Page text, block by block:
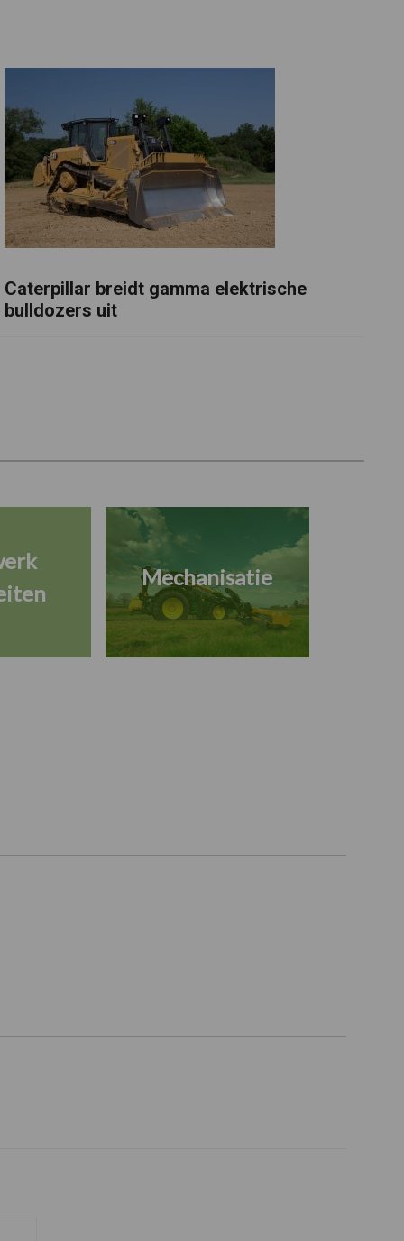
Caterpillar breidt gamma elektrische
bulldozers uit
Mechanisatie